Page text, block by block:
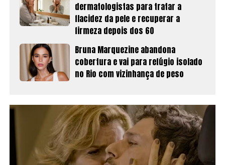
dermatologistas para tratar a
flacidez da pele e recuperar a
firmeza depois dos 60
Bruna Marquezine abandona
cobertura e vai para refúgio isolado
no Rio com vizinhança de peso